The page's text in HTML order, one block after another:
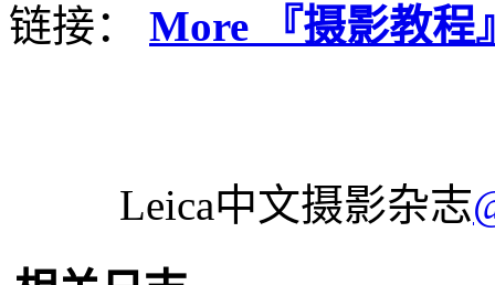
链接： More 『摄影教程
Leica中文摄影杂志